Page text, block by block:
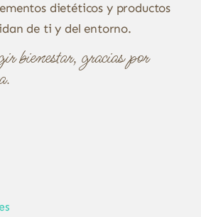
dietéticos y productos
de ti y del entorno.
bienestar, gracias por